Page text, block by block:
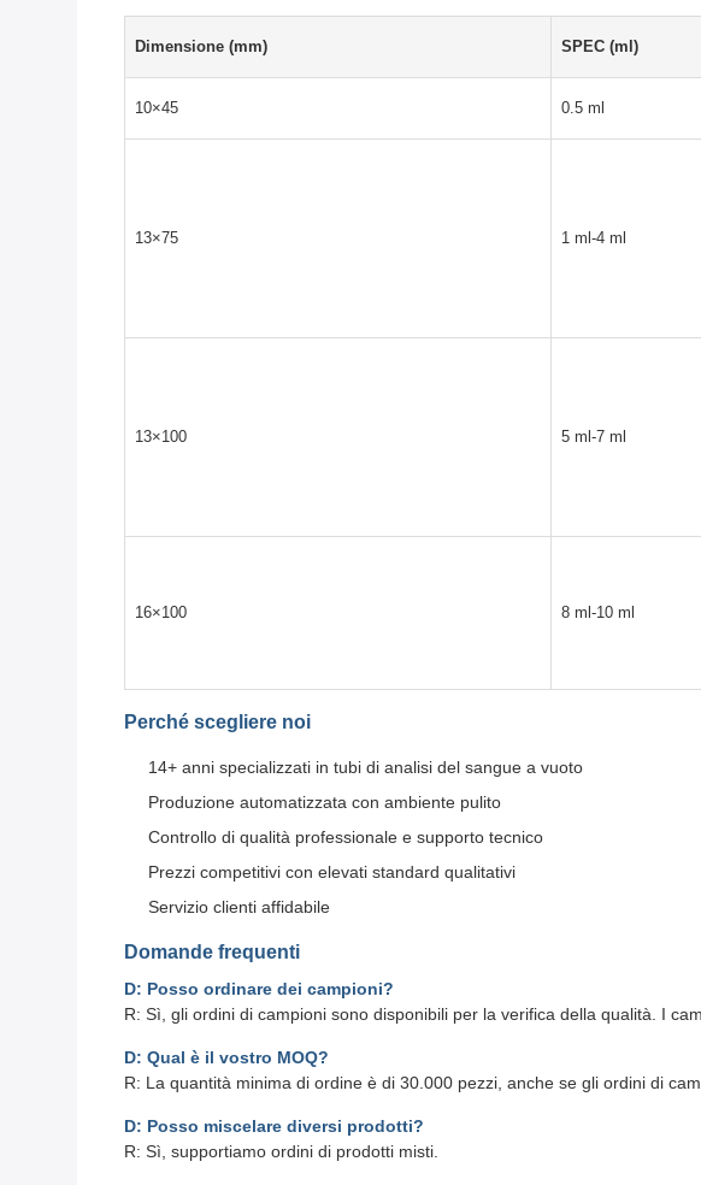
Dimensione (mm) SPEC (ml)
10×45 0.5 ml
13×75 1 ml-4 ml
13×100 5 ml-7 ml
16×100 8 ml-10 ml
Perché scegliere noi
14+ anni specializzati in tubi di analisi del sangue a vuoto
Produzione automatizzata con ambiente pulito
Controllo di qualità professionale e supporto tecnico
Prezzi competitivi con elevati standard qualitativi
Servizio clienti affidabile
Domande frequenti
D: Posso ordinare dei campioni?
R: Sì, gli ordini di campioni sono disponibili per la verifica della qualità. I
D: Qual è il vostro MOQ?
R: La quantità minima di ordine è di 30.000 pezzi, anche se gli ordini di
D: Posso miscelare diversi prodotti?
R: Sì, supportiamo ordini di prodotti misti.